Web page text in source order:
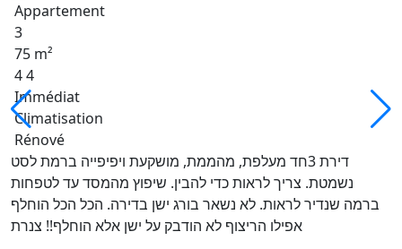
Appartement
3
75 m²
4 4
Immédiat
Climatisation
Rénové
דירת 3חד מעלפת, מהממת, מושקעת ויפיפייה ברמת לסט
נשמטת. צריך לראות כדי להבין. שיפוץ מהמסד עד לטפחות
ברמה שנדיר לראות. לא נשאר בורג ישן בדירה. הכל הכל הוחלף
אפילו הריצוף לא הודבק על ישן אלא הוחלף!! צנרת